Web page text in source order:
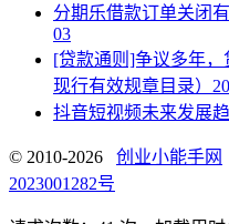
分期乐借款订单关闭
03
[贷款通则]争议多年
现行有效规章目录）
抖音短视频未来发展
© 2010-2026 创业小能手网
2023001282号